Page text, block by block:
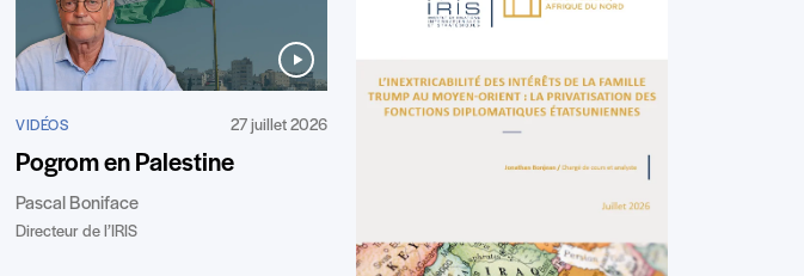
VIDÉOS 27 juillet 2026
Pogrom en Palestine
Pascal Boniface
Directeur de l’IRIS